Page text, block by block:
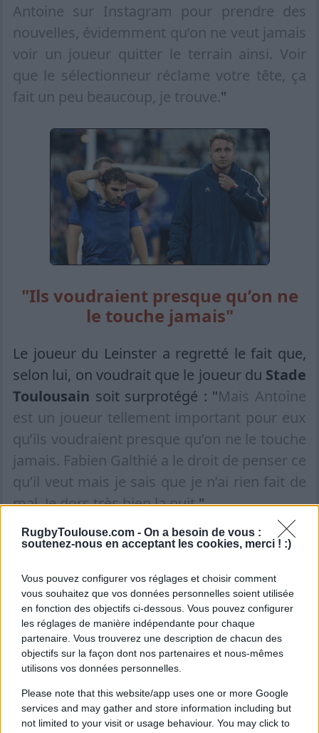
RugbyToulouse.com - On a besoin de vous :
soutenez-nous en acceptant les cookies, merci ! :)
Vous pouvez configurer vos réglages et choisir comment
vous souhaitez que vos données personnelles soient utilisée
en fonction des objectifs ci-dessous. Vous pouvez configurer
les réglages de manière indépendante pour chaque
partenaire. Vous trouverez une description de chacun des
objectifs sur la façon dont nos partenaires et nous-mêmes
utilisons vos données personnelles.
Please note that this website/app uses one or more Google
services and may gather and store information including but
not limited to your visit or usage behaviour. You may click to
Antoine sur Instagram pour prendre des
nouvelles, évidemment qu’on ne veut jamais
voir un joueur quitter le terrain ainsi. Voir
que le sélectionneur réclame votre tête, ça
fait un peu beaucoup, je trouve."
"Ils voudraient presque qu’on ne
le touche jamais"
Le joueur du Leinster a regretté le fait que,
selon lui, on voudrait que le joueur du Stade
Toulousain soit surprotégé : "Mais Antoine
est un joueur tellement important pour eux
qu’ils voudraient presque qu’on ne le touche
jamais. Fabien Galthié a le droit de penser ce
qu’il veut mais je sais que je n’ai rien fait de
mal. Je dors très bien la nuit."
"C’est juste malheureux et
Avant de revenir pour conclure sur le fait de
jeu en lui-même qui a blessé Antoine
Dupont : "Sa jambe est restée coincée dans
un ruck quand il a essayé de gratter, il était
souvent dans ce sport. Mais il n’y avait pas
de mauvaise intention du tout, c’est juste